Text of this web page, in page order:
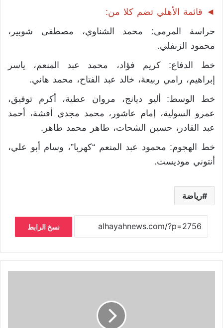
◄ قائمة الأهلي تضم كلا من:
حراسة المرمى: محمد الشناوي، مصطفى شوبير،
محمود الزنفلي.
خط الدفاع: كريم فؤاد، محمد عبد المنعم، ياسر
إبراهيم، رامي ربيعة، خالد عبد الفتاح، محمد هاني.
خط الوسط: أليو ديانج، مروان عطية، أكرم توفيق،
عمرو السولية، إمام عاشور، محمد مجدي أفشة، أحمد
عبد القادر، حسين الشحات، طاهر محمد طاهر.
خط الهجوم: محمود عبد المنعم “كهربا”، وسام أبو علي،
أنتوني موديست.
رياضة
نسخ الرابط